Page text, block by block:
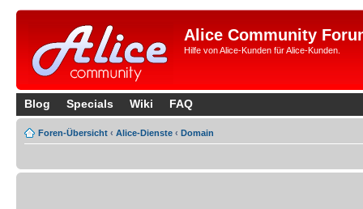
Alice Community
Hilfe von Alice-Kunden für Alice-Kunden.
Blog Specials Wiki FAQ
Foren-Übersicht ‹ Alice-Dienste ‹ Domain